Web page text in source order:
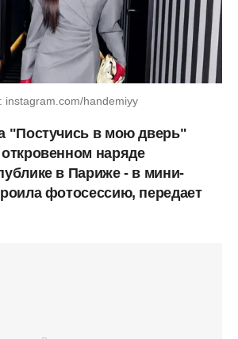
handemiyy
"Постучись в мою дверь"
наряде
в Париже - в мини-
фотосессию, передает